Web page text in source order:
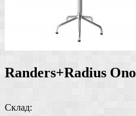
Randers+Radius
Склад: